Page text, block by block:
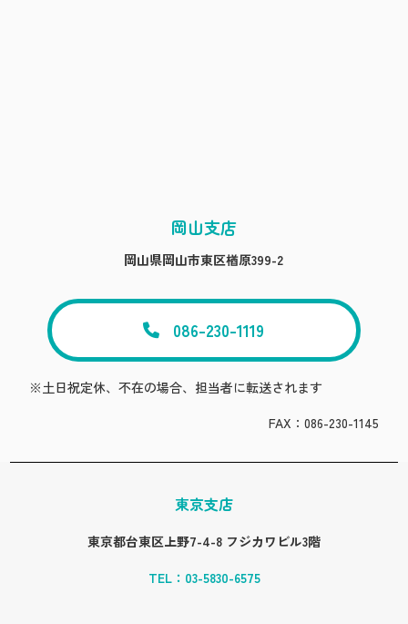
岡山支店
岡山県岡山市東区楢原399-2
086-230-1119
※土日祝定休、不在の場合、担当者に転送されます
FAX：086-230-1145
東京支店
東京都台東区上野7-4-8 フジカワビル3階
TEL： 03-5830-6575